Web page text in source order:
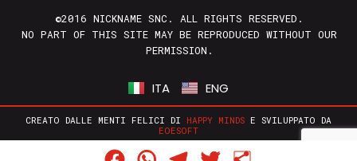
©2016 NICKNAME SNC. ALL RIGHTS RESERVED.
NO PART OF THIS SITE MAY BE REPRODUCED WITHOUT OUR
PERMISSION.
ITA ENG
CREATO DALLE MENTI FELICI DI HAPPY MINDS E SVILUPPATO DA
EOESOFT
FacebookWhatsAppTelegram
Twitter